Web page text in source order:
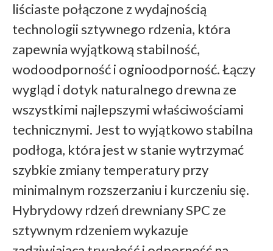
liściaste połączone z wydajnością
technologii sztywnego rdzenia, która
zapewnia wyjątkową stabilność,
wodoodporność i ognioodporność. Łączy
wygląd i dotyk naturalnego drewna ze
wszystkimi najlepszymi właściwościami
technicznymi. Jest to wyjątkowo stabilna
podłoga, która jest w stanie wytrzymać
szybkie zmiany temperatury przy
minimalnym rozszerzaniu i kurczeniu się.
Hybrydowy rdzeń drewniany SPC ze
sztywnym rdzeniem wykazuje